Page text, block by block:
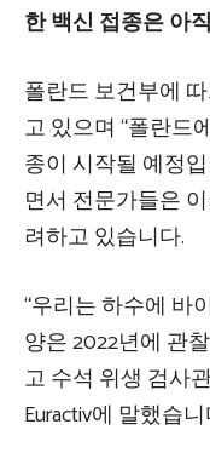
한 백신 접종은 아
폴란드 보건부에
고 있으며 “폴란드
종이 시작될 예정
면서 전문가들은
려하고 있습니다.
“우리는 하수에 바
양은 2022년에 관
고 수석 위생 검사
Euractiv에 말했습